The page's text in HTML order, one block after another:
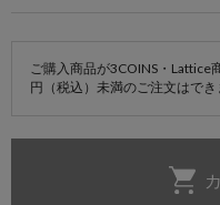
ご購入商品が3COINS・
円（税込）未満のご注文はでき